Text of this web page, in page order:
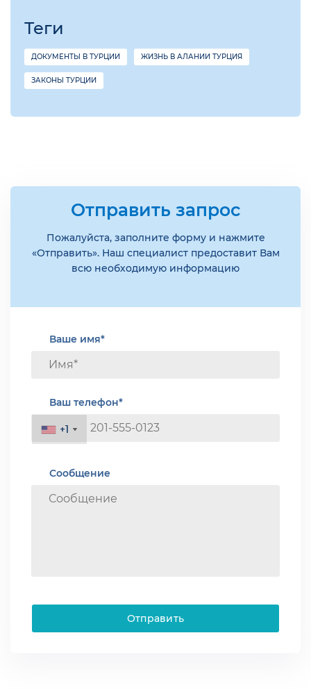
Теги
ДОКУМЕНТЫ В ТУРЦИИ ЖИЗНЬ В АЛАНИИ ТУРЦИЯ
ЗАКОНЫ ТУРЦИИ
Отправить запрос
Пожалуйста, заполните форму и нажмите
«Отправить». Наш специалист предоставит Вам
всю необходимую информацию
Ваше имя*
Ваш телефон*
+1
+1
Сообщение
Отправить